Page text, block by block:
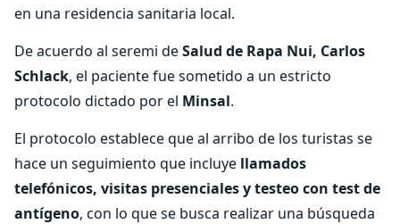
en una residencia sanitaria local.
De acuerdo al seremi deSalud de Rapa Nui, Carlos
Schlack, el paciente fue sometido a un estricto
protocolo dictado por el Minsal.
El protocolo establece que al arribo de los turistas se
hace un seguimiento que incluye llamados
telefónicos, visitas presenciales y testeo con test de
antígeno, con lo que se busca realizar una búsqueda